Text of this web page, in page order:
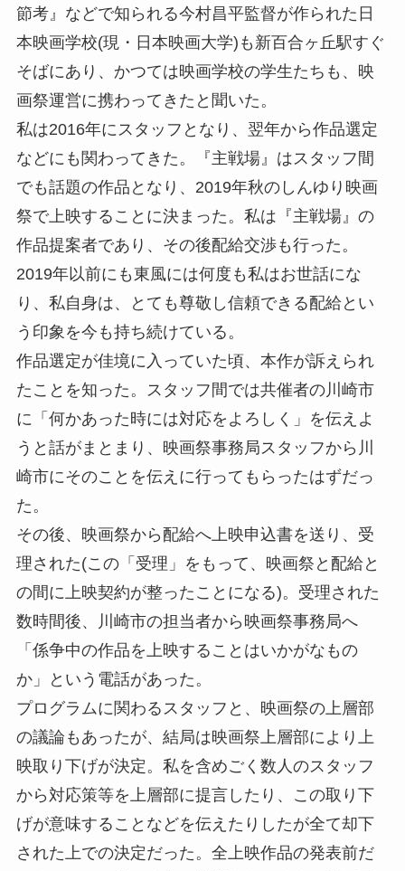
節考』などで知られる今村昌平監督が作られた日
本映画学校(現・日本映画大学)も新百合ヶ丘駅すぐ
そばにあり、かつては映画学校の学生たちも、映
画祭運営に携わってきたと聞いた。
私は2016年にスタッフとなり、翌年から作品選定
などにも関わってきた。『主戦場』はスタッフ間
でも話題の作品となり、2019年秋のしんゆり映画
祭で上映することに決まった。私は『主戦場』の
作品提案者であり、その後配給交渉も行った。
2019年以前にも東風には何度も私はお世話にな
り、私自身は、とても尊敬し信頼できる配給とい
う印象を今も持ち続けている。
作品選定が佳境に入っていた頃、本作が訴えられ
たことを知った。スタッフ間では共催者の川崎市
に「何かあった時には対応をよろしく」を伝えよ
うと話がまとまり、映画祭事務局スタッフから川
崎市にそのことを伝えに行ってもらったはずだっ
た。
その後、映画祭から配給へ上映申込書を送り、受
理された(この「受理」をもって、映画祭と配給と
の間に上映契約が整ったことになる)。受理された
数時間後、川崎市の担当者から映画祭事務局へ
「係争中の作品を上映することはいかがなもの
か」という電話があった。
プログラムに関わるスタッフと、映画祭の上層部
の議論もあったが、結局は映画祭上層部により上
映取り下げが決定。私を含めごく数人のスタッフ
から対応策等を上層部に提言したり、この取り下
げが意味することなどを伝えたりしたが全て却下
された上での決定だった。全上映作品の発表前だ